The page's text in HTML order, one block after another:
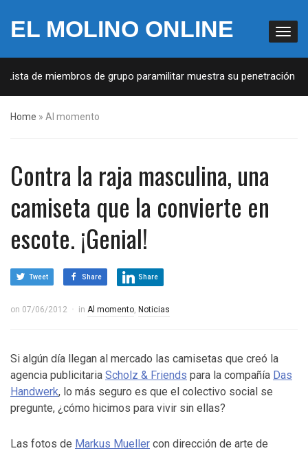
EL MOLINO ONLINE
de miembros de grupo paramilitar muestra su penetración en
Home » Al momento
Contra la raja masculina, una
camiseta que la convierte en
escote. ¡Genial!
Tweet Share Share
on 07/06/2012 in Al momento, Noticias
Si algún día llegan al mercado las camisetas que creó la
agencia publicitaria Scholz & Friends para la compañía Das
Handwerk, lo más seguro es que el colectivo social se
pregunte, ¿cómo hicimos para vivir sin ellas?
Las fotos de Markus Mueller con dirección de arte de